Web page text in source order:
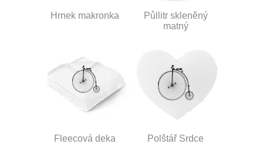
Hrnek makronka
Půllitr skleněný
matný
Fleecová deka Polštář Srdce